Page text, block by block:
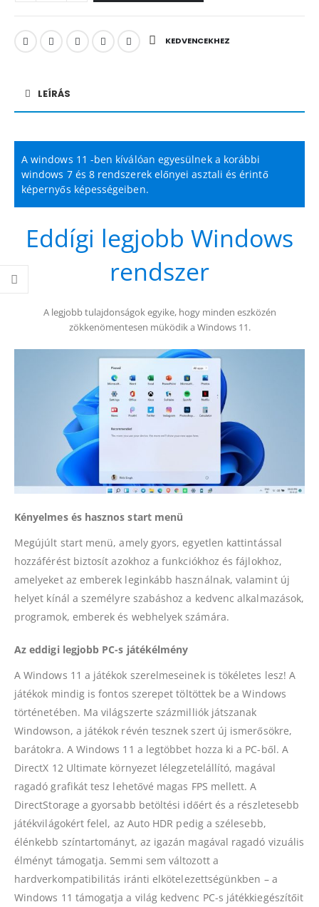
KEDVENCEKHEZ
LEÍRÁS
A windows 11 -ben kíválóan egyesülnek a korábbi
windows 7 és 8 rendszerek előnyei asztali és érintő
képernyős képességeiben.
Eddígi legjobb Windows
rendszer
A legjobb tulajdonságok egyike, hogy minden eszközén
zökkenömentesen müködik a Windows 11.
Kényelmes és hasznos start menü
Megújúlt start menü, amely gyors, egyetlen kattintással
hozzáférést biztosít azokhoz a funkciókhoz és fájlokhoz,
amelyeket az emberek leginkább használnak, valamint új
helyet kínál a személyre szabáshoz a kedvenc alkalmazások,
programok, emberek és webhelyek számára.
Az eddigi legjobb PC-s játékélmény
A Windows 11 a játékok szerelmeseinek is tökéletes lesz! A
játékok mindig is fontos szerepet töltöttek be a Windows
történetében. Ma világszerte százmilliók játszanak
Windowson, a játékok révén tesznek szert új ismerősökre,
barátokra. A Windows 11 a legtöbbet hozza ki a PC-ből. A
DirectX 12 Ultimate környezet lélegzetelállító, magával
ragadó grafikát tesz lehetővé magas FPS mellett. A
DirectStorage a gyorsabb betöltési időért és a részletesebb
játékvilágokért felel, az Auto HDR pedig a szélesebb,
élénkebb színtartományt, az igazán magával ragadó vizuális
élményt támogatja. Semmi sem változott a
hardverkompatibilitás iránti elkötelezettségünkben – a
Windows 11 támogatja a világ kedvenc PC-s játékkiegészítőit